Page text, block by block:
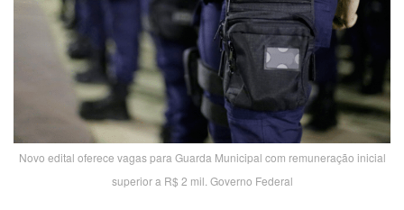
Novo edital oferece vagas para Guarda Municipal com remuneração inicial
superior a R$ 2 mil. Governo Federal